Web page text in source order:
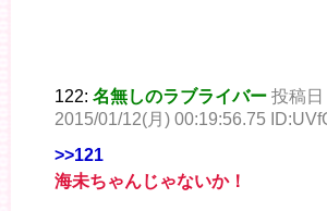
122: 名無しのラブライバー 投稿日
2015/01/12(月) 00:19:56.75
>>121
海未ちゃんじゃないか！